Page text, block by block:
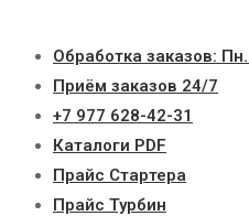
содержимому
Обработка заказов:
Приём заказов 24/7
+7 977 628-42-31
Каталоги PDF
Прайс Стартера
Прайс Турбин